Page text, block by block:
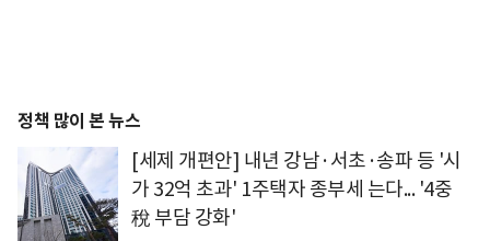
정책 많이 본 뉴스
[세제 개편안] 내년 강남·서초·송파 등 '시
가 32억 초과' 1주택자 종부세 는다... '4중
稅 부담 강화'